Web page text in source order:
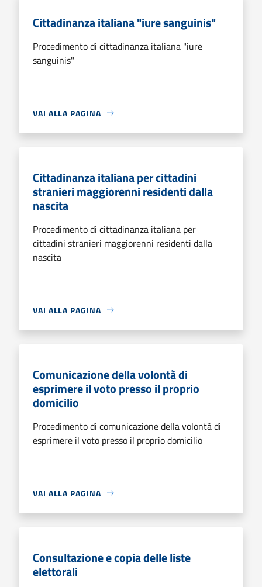
Cittadinanza italiana "iure sanguinis"
Procedimento di cittadinanza italiana "iure
sanguinis"
VAI ALLA PAGINA
Cittadinanza italiana per cittadini
stranieri maggiorenni residenti dalla
nascita
Procedimento di cittadinanza italiana per
cittadini stranieri maggiorenni residenti dalla
nascita
VAI ALLA PAGINA
Comunicazione della volontà di
esprimere il voto presso il proprio
domicilio
Procedimento di comunicazione della volontà di
esprimere il voto presso il proprio domicilio
VAI ALLA PAGINA
Consultazione e copia delle liste
elettorali